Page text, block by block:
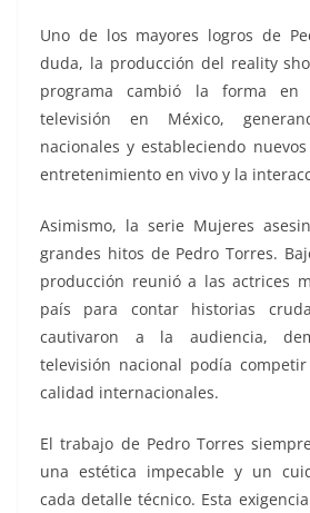
Uno de los mayores logros de
duda, la producción del reality
programa cambió la forma en
televisión en México,
nacionales y estableciendo
entretenimiento en vivo y la
Asimismo, la serie Mujeres
grandes hitos de Pedro Torres.
producción reunió a las actrices
país para contar historias
cautivaron a la audiencia,
televisión nacional podía
calidad internacionales.
El trabajo de Pedro Torres
una estética impecable y un
cada detalle técnico. Esta